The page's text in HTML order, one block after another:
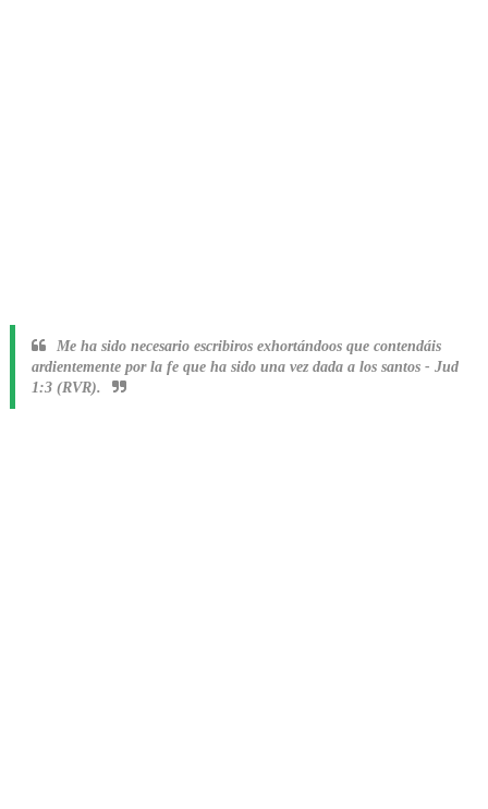
Me ha sido necesario escribiros exhortándoos que contendáis
ardientemente por la fe que ha sido una vez dada a los santos - Jud
1:3 (RVR).